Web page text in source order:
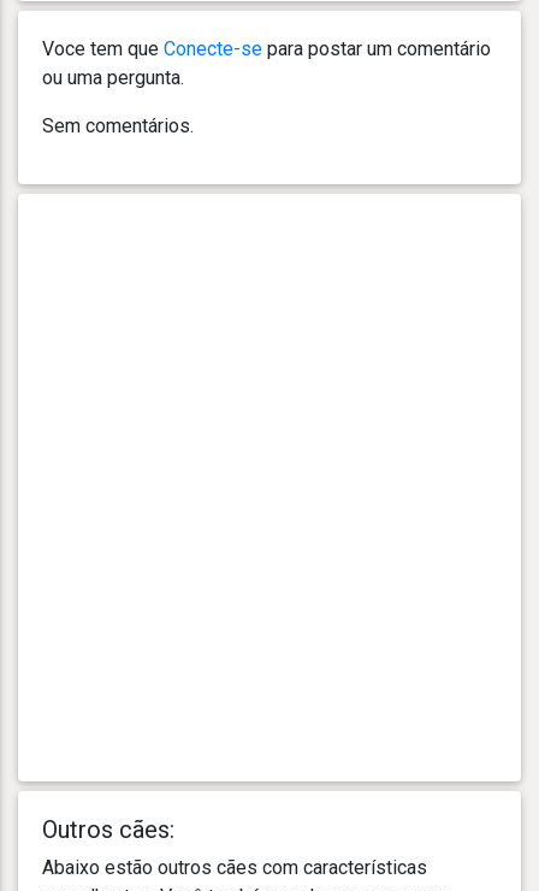
Voce tem que Conecte-se para postar um comentário
ou uma pergunta.
Sem comentários.
Outros cães:
Abaixo estão outros cães com características